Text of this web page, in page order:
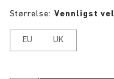
Størrelse: Vennligst
EU UK